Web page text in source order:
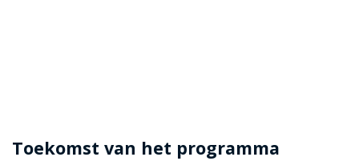
Toekomst van het programma